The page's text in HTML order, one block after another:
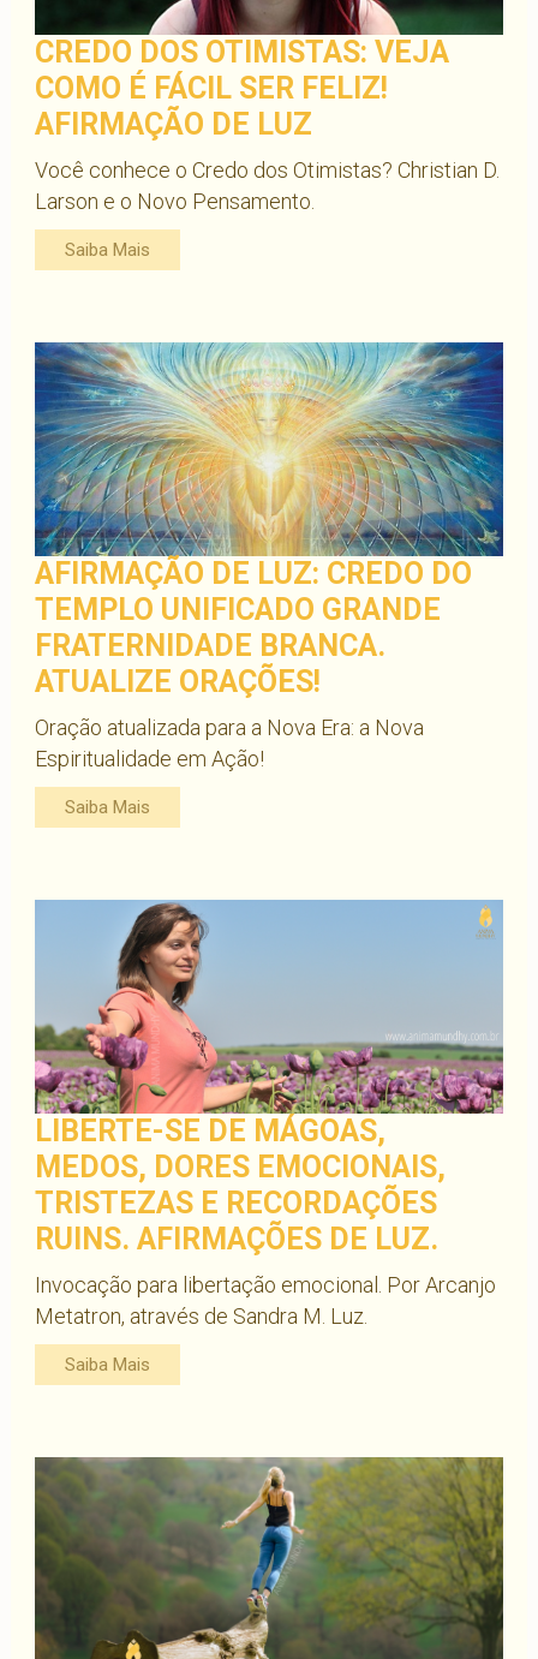
CREDO DOS OTIMISTAS: VEJA
COMO É FÁCIL SER FELIZ!
AFIRMAÇÃO DE LUZ
Você conhece o Credo dos Otimistas? Christian D.
Larson e o Novo Pensamento.
Saiba Mais
AFIRMAÇÃO DE LUZ: CREDO DO
TEMPLO UNIFICADO GRANDE
FRATERNIDADE BRANCA.
ATUALIZE ORAÇÕES!
Oração atualizada para a Nova Era: a Nova
Espiritualidade em Ação!
Saiba Mais
LIBERTE-SE DE MÁGOAS,
MEDOS, DORES EMOCIONAIS,
TRISTEZAS E RECORDAÇÕES
RUINS. AFIRMAÇÕES DE LUZ.
Invocação para libertação emocional. Por Arcanjo
Metatron, através de Sandra M. Luz.
Saiba Mais